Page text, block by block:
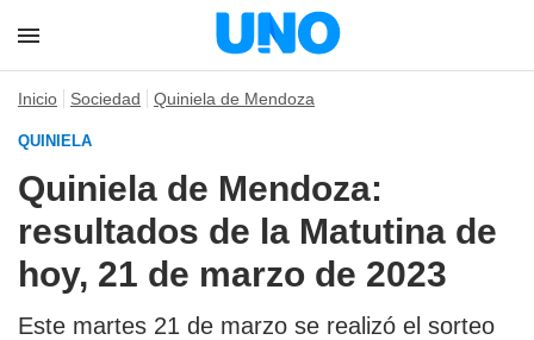
Inicio Sociedad Quiniela de Mendoza
QUINIELA
Quiniela de Mendoza:
resultados de la Matutina de
hoy, 21 de marzo de 2023
Este martes 21 de marzo se realizó el sorteo